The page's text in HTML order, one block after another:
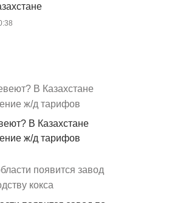
В Казахстане
ж/д тарифов